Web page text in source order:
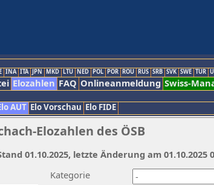
INA ITA JPN MKD LTU NED POL POR ROU RUS SRB SVK SWE TUR
Elozahlen FAQ Onlineanmeldung Swiss-
AUT Elo Vorschau Elo FIDE
Elozahlen des ÖSB
Kategorie
01.10.2025, letzte Änderung am